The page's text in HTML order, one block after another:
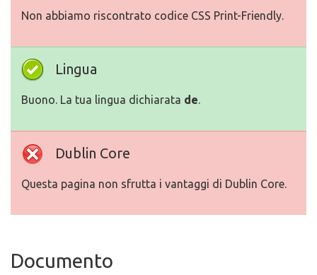
Non abbiamo riscontrato codice CSS Print-Friendly.
Lingua
Buono. La tua lingua dichiarata de.
Dublin Core
Questa pagina non sfrutta i vantaggi di Dublin Core.
Documento